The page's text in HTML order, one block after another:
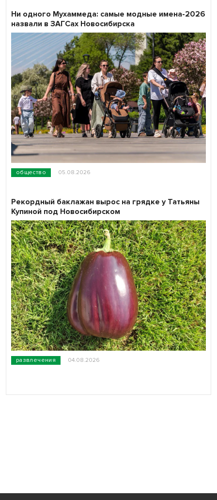
общество 05.08.2026
Ни одного Мухаммеда: самые модные имена-2026
назвали в ЗАГСах Новосибирска
развлечения 04.08.2026
Рекордный баклажан вырос на грядке у Татьяны
Купиной под Новосибирском